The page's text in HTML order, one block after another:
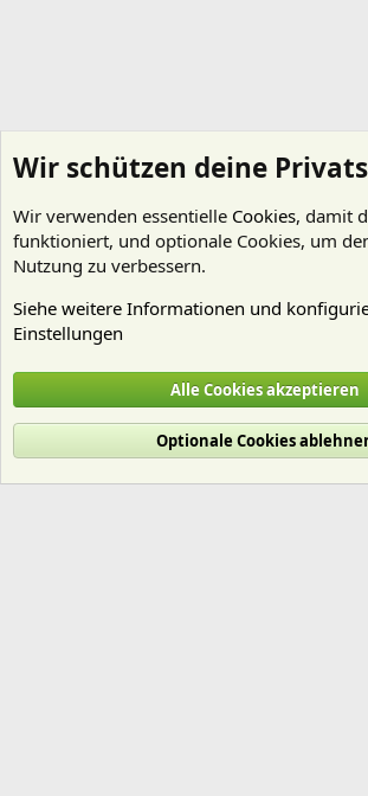
Cookies
Deutsch (Du)
Nutzungsbedingungen
Datenschutz Hilfe
R
Wir schützen deine
Wir verwenden essentielle Cookies, damit
funktioniert, und optionale Cookies, um
Nutzung zu verbessern.
Siehe weitere Informationen und
Einstellungen
Alle Cookies akzeptieren
Optionale Cookies